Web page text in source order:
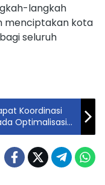
langkah
menciptakan kota
seluruh
Koordinasi
Optimalisasi
Kota